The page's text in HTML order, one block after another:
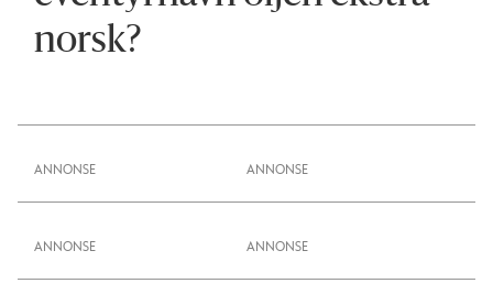
norsk?
ANNONSE
ANNONSE